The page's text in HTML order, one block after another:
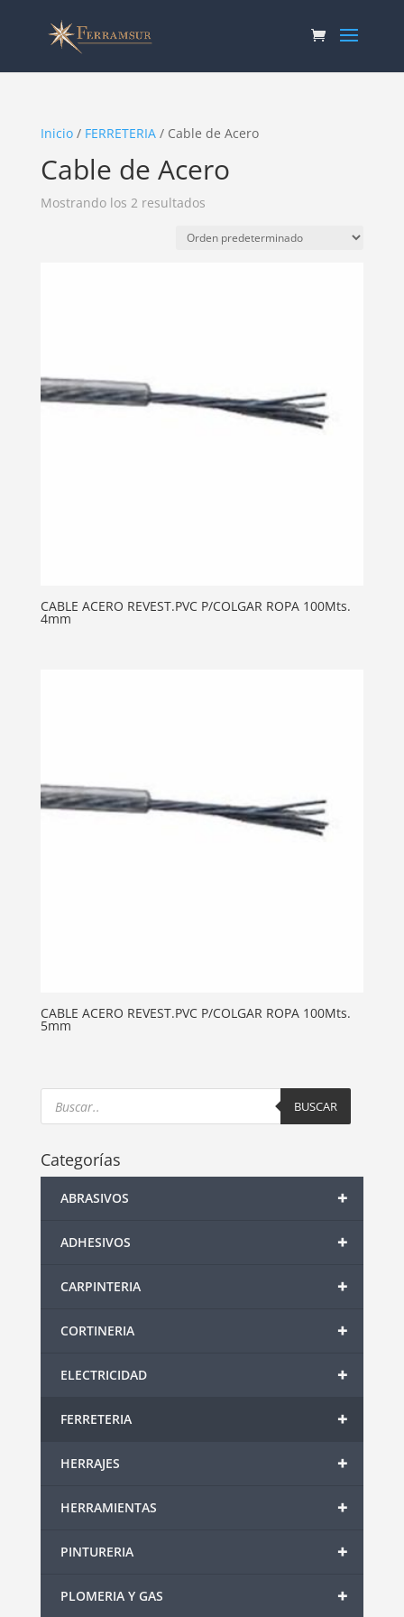
Inicio/ FERRETERIA/ Cable de Acero
Cable de Acero
Mostrando los 2 resultados
CABLE ACERO REVEST.PVC P/COLGAR ROPA 100Mts.
4mm
CABLE ACERO REVEST.PVC P/COLGAR ROPA 100Mts.
5mm
Products
search BUSCAR
Categorías
+
ABRASIVOS
+
ADHESIVOS
+
CARPINTERIA
+
CORTINERIA
+
ELECTRICIDAD
+
FERRETERIA
+
HERRAJES
+
HERRAMIENTAS
+
PINTURERIA
+
PLOMERIA Y GAS